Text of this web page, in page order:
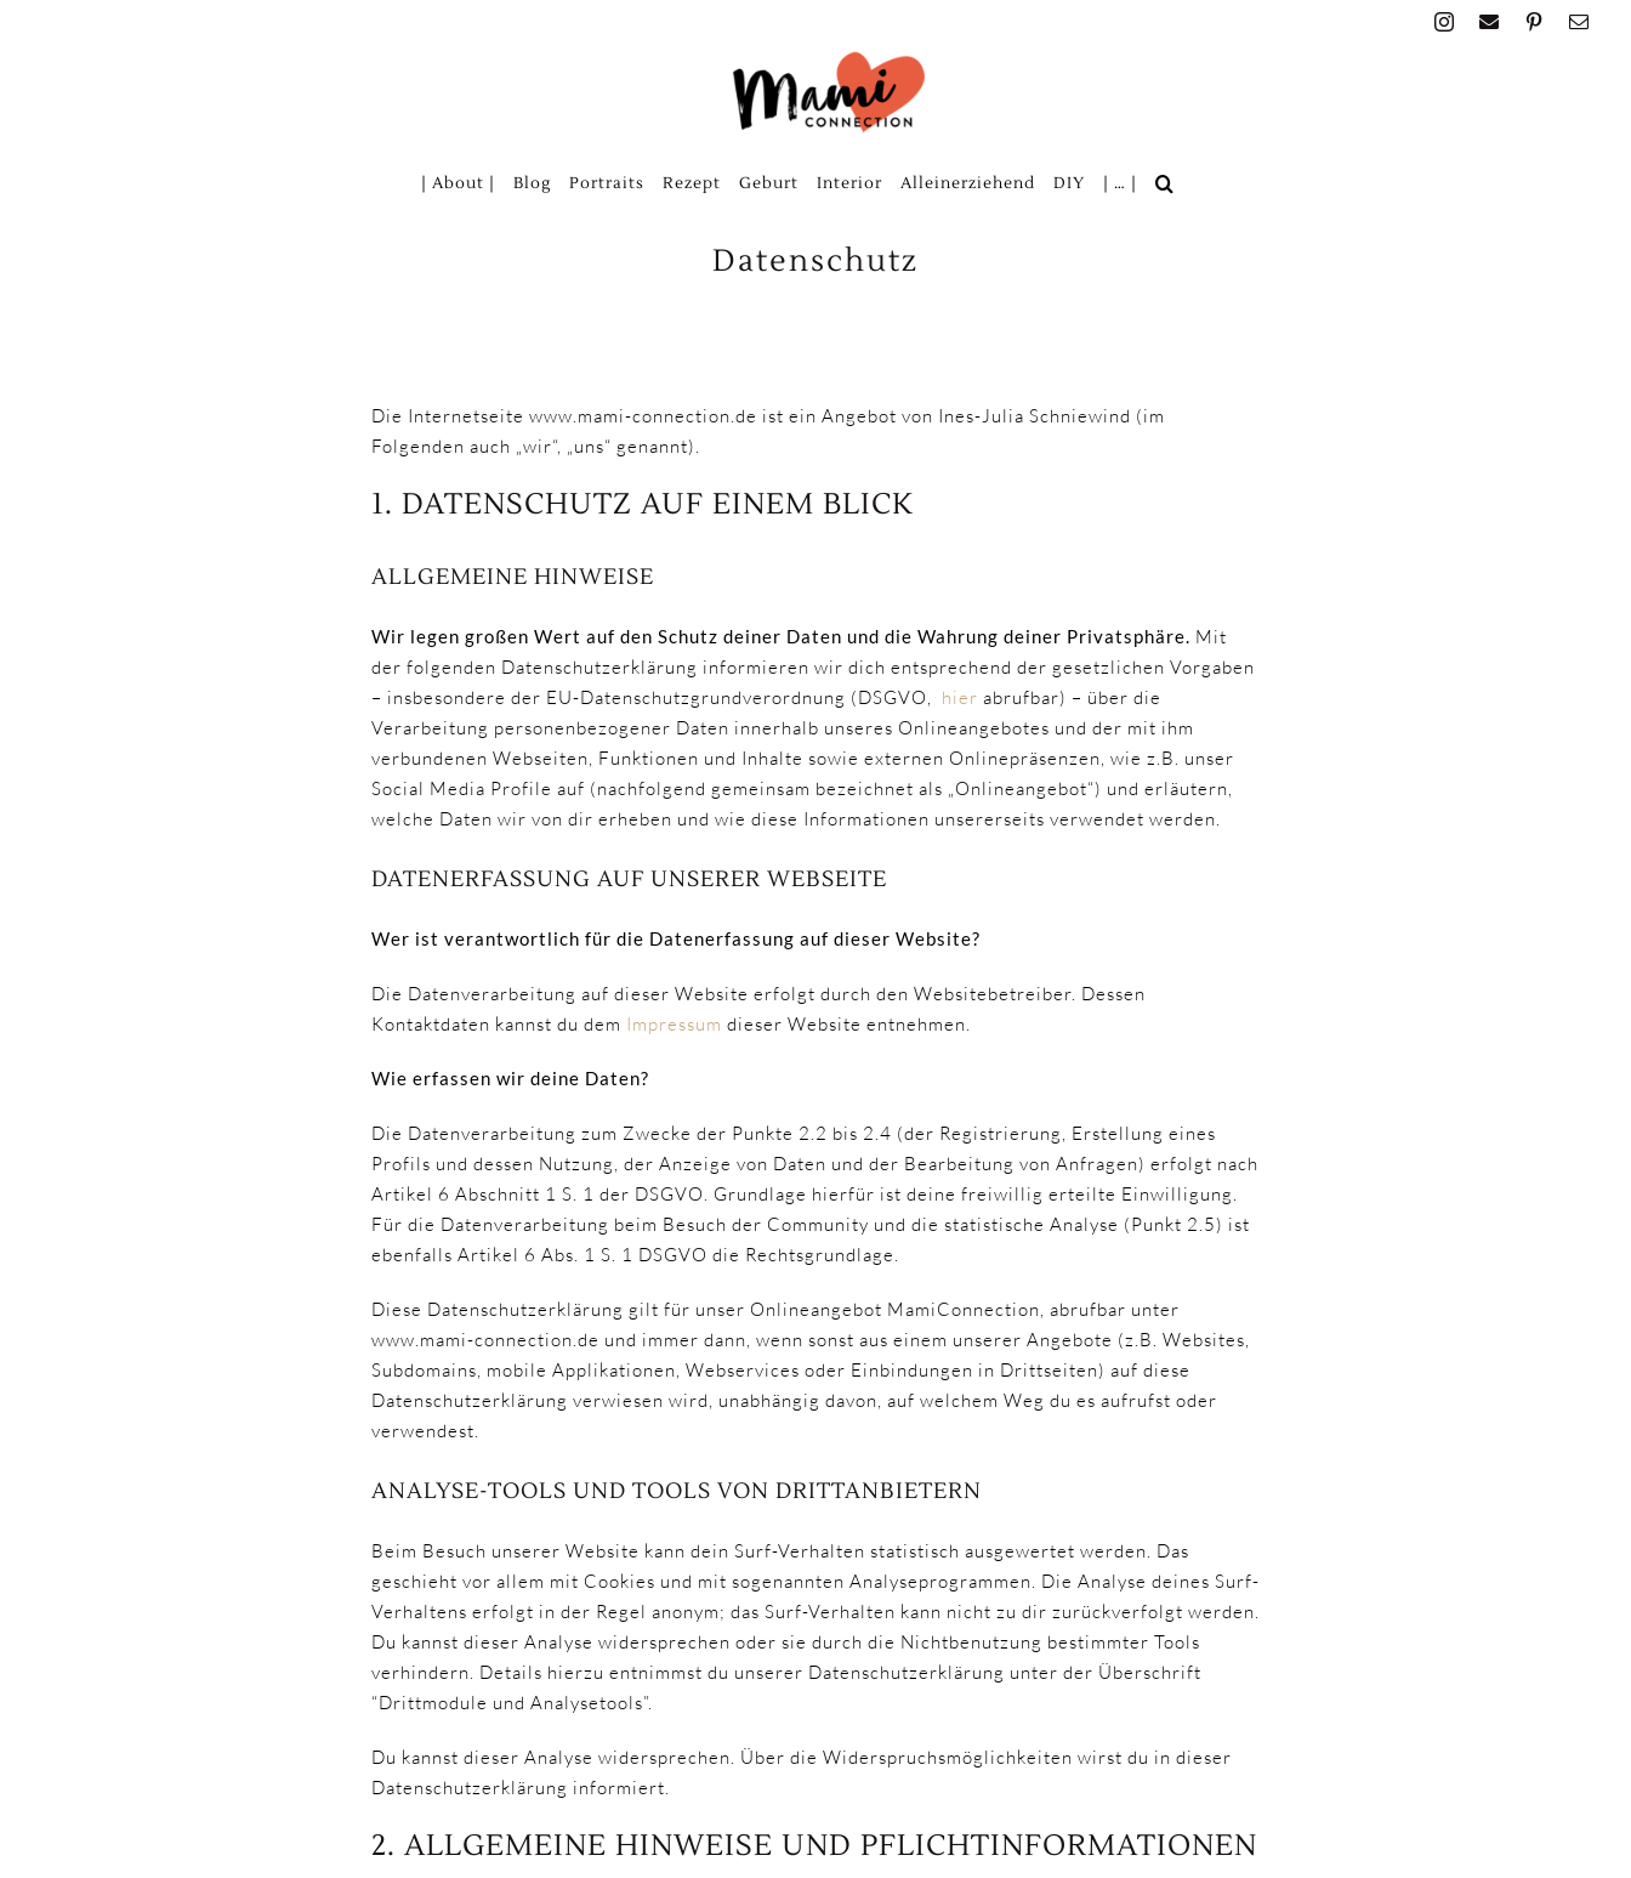
| About | Blog Portraits Rezept Geburt Interior Alleinerziehend DIY | … |
Datenschutz
Die Internetseite www.mami-connection.de ist ein Angebot von Ines-Julia Schniewind (im
Folgenden auch „wir“, „uns“ genannt).
1. DATENSCHUTZ AUF EINEM BLICK
ALLGEMEINE HINWEISE
Wir legen großen Wert auf den Schutz deiner Daten und die Wahrung deiner Privatsphäre. Mit
der folgenden Datenschutzerklärung informieren wir dich entsprechend der gesetzlichen Vorgaben
– insbesondere der EU-Datenschutzgrundverordnung (DSGVO, hier abrufbar) – über die
Verarbeitung personenbezogener Daten innerhalb unseres Onlineangebotes und der mit ihm
verbundenen Webseiten, Funktionen und Inhalte sowie externen Onlinepräsenzen, wie z.B. unser
Social Media Profile auf (nachfolgend gemeinsam bezeichnet als „Onlineangebot“) und erläutern,
welche Daten wir von dir erheben und wie diese Informationen unsererseits verwendet werden.
DATENERFASSUNG AUF UNSERER WEBSEITE
Wer ist verantwortlich für die Datenerfassung auf dieser Website?
Die Datenverarbeitung auf dieser Website erfolgt durch den Websitebetreiber. Dessen
Kontaktdaten kannst du dem Impressum dieser Website entnehmen.
Wie erfassen wir deine Daten?
Die Datenverarbeitung zum Zwecke der Punkte 2.2 bis 2.4 (der Registrierung, Erstellung eines
Profils und dessen Nutzung, der Anzeige von Daten und der Bearbeitung von Anfragen) erfolgt nach
Artikel 6 Abschnitt 1 S. 1 der DSGVO. Grundlage hierfür ist deine freiwillig erteilte Einwilligung.
Für die Datenverarbeitung beim Besuch der Community und die statistische Analyse (Punkt 2.5) ist
ebenfalls Artikel 6 Abs. 1 S. 1 DSGVO die Rechtsgrundlage.
Diese Datenschutzerklärung gilt für unser Onlineangebot MamiConnection, abrufbar unter
www.mami-connection.de und immer dann, wenn sonst aus einem unserer Angebote (z.B. Websites,
Subdomains, mobile Applikationen, Webservices oder Einbindungen in Drittseiten) auf diese
Datenschutzerklärung verwiesen wird, unabhängig davon, auf welchem Weg du es aufrufst oder
verwendest.
ANALYSE-TOOLS UND TOOLS VON DRITTANBIETERN
Beim Besuch unserer Website kann dein Surf-Verhalten statistisch ausgewertet werden. Das
geschieht vor allem mit Cookies und mit sogenannten Analyseprogrammen. Die Analyse deines Surf-
Verhaltens erfolgt in der Regel anonym; das Surf-Verhalten kann nicht zu dir zurückverfolgt werden.
Du kannst dieser Analyse widersprechen oder sie durch die Nichtbenutzung bestimmter Tools
verhindern. Details hierzu entnimmst du unserer Datenschutzerklärung unter der Überschrift
“Drittmodule und Analysetools”.
Du kannst dieser Analyse widersprechen. Über die Widerspruchsmöglichkeiten wirst du in dieser
Datenschutzerklärung informiert.
2. ALLGEMEINE HINWEISE UND PFLICHTINFORMATIONEN